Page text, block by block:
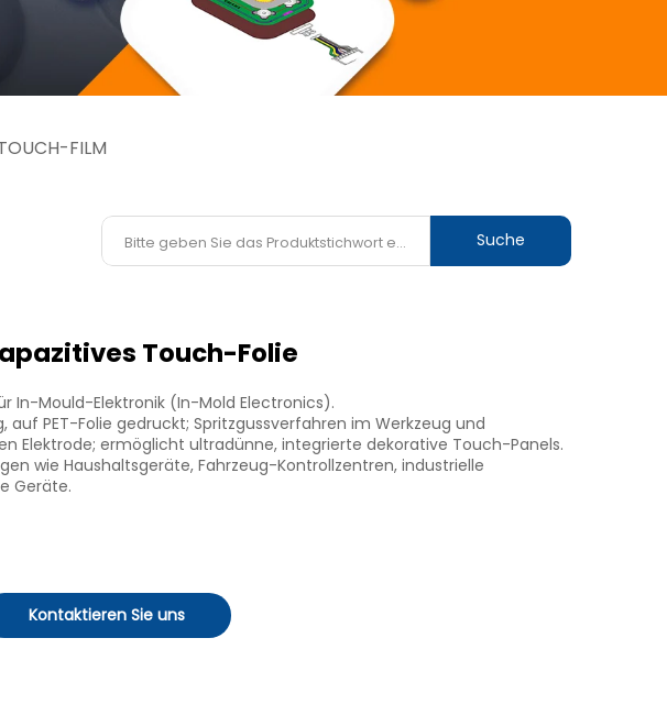
FILM
Suche
Touch-Folie
In-Mould-Elektronik (In-Mold Electronics).
PET-Folie gedruckt; Spritzgussverfahren im Werkzeug und
Elektrode; ermöglicht ultradünne, integrierte dekorative Touch-Panels.
wie Haushaltsgeräte, Fahrzeug-Kontrollzentren, industrielle
Geräte.
Kontaktieren Sie uns